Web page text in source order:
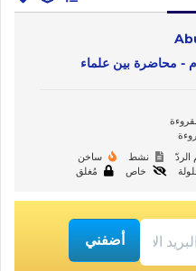
- محاضرة بين علماء
الردّ نشط
ساخن
خاص مُغلق